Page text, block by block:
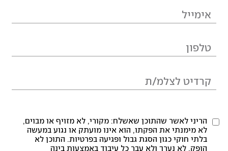
הריני לאשר שהתוכן שאשלח: מקורי, לא מזויף או מבוים,
לא מימנתי את הפקתו, הוא אינו מועתק או נגוע במעשה
בלתי חוקי כגון הסגת גבול ופגיעה בפרטיות. התוכן לא
הופק, לא נערך ולא עבר כל עיבוד באמצעות בינה